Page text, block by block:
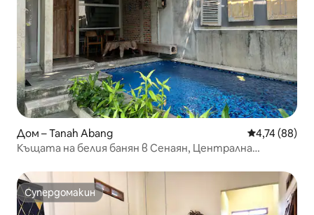
Дом – Tanah Abang Средна
4,74 (88)
Къщата на белия банян в Сенаян, Централна
Супердомакин
Супердомакин